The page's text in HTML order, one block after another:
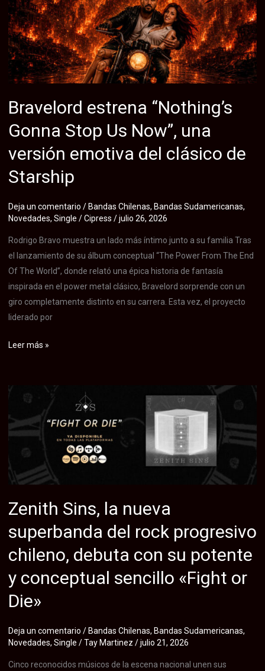
presenta
«Normalidad»,
nuevo
single
de
metal
que
aborda
problemáticas
y
de
la
sociedad
actual
Bravelord estrena “Nothing’s
Gonna Stop Us Now”, una
versión emotiva del clásico de
Starship
Deja un comentario / Bandas Chilenas, Bandas Sudamericanas,
Novedades, Single /Cipress /julio 26, 2026
Rodrigo Bravo muestra un lado más íntimo junto a su familia Tras
el lanzamiento de su álbum conceptual “The Power From The End
Of The World”, donde relató una épica historia de fantasía
inspirada en el power metal clásico, Bravelord sorprende con un
giro completamente distinto en su carrera. Esta vez, el proyecto
liderado por
Bravelord
Gonna
Us
Now”,
versión
emotiva
clásico
de
Starship
Leer más »
Zenith Sins, la nueva
superbanda del rock progresivo
chileno, debuta con su potente
y conceptual sencillo «Fight or
Die»
Deja un comentario /Bandas Chilenas, Bandas Sudamericanas,
Novedades, Single /Tay Martinez /julio 21, 2026
Cinco reconocidos músicos de la escena nacional unen sus